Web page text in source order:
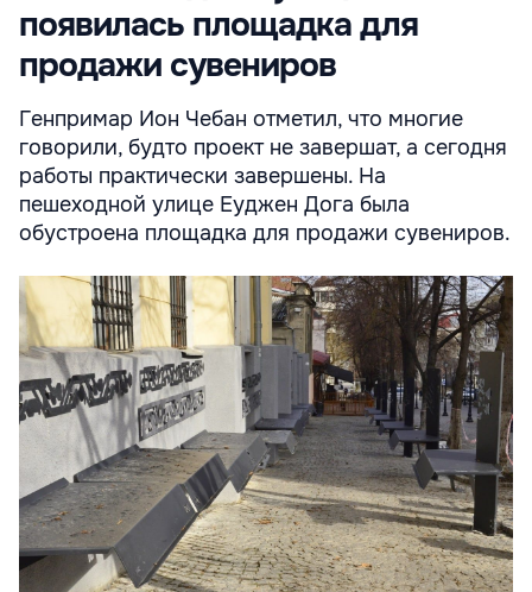
появилась площадка для
продажи сувениров
Генпримар Ион Чебан отметил, что многие
говорили, будто проект не завершат, а сегодня
работы практически завершены. На
пешеходной улице Еуджен Дога была
обустроена площадка для продажи сувениров.